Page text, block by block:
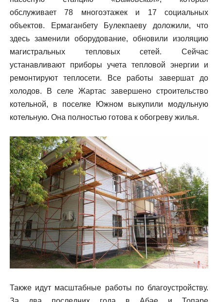
обслуживает 78 многоэтажек и 17 социальных
объектов. Ермаганбету Булекпаеву доложили, что
здесь заменили оборудование, обновили изоляцию
магистральных тепловых сетей. Сейчас
устанавливают приборы учета тепловой энергии и
ремонтируют теплосети. Все работы завершат до
холодов. В селе Жартас завершено строительство
котельной, в поселке Южном выкупили модульную
котельную. Она полностью готова к обогреву жилья.
Также идут масштабные работы по благоустройству.